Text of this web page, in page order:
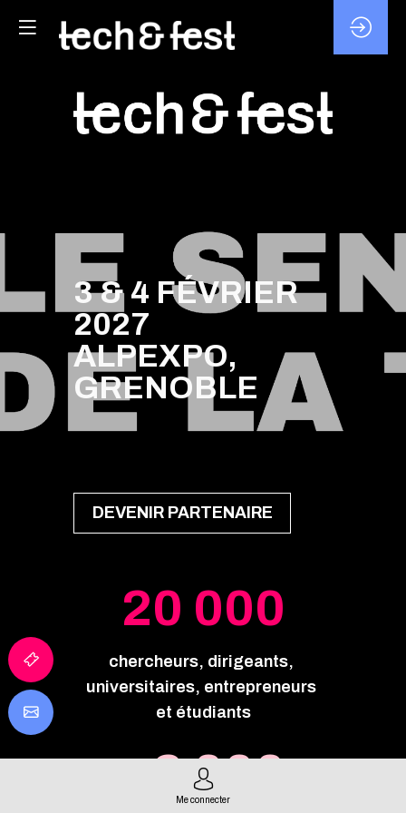
3 & 4 FÉVRIER
2027
ALPEXPO,
GRENOBLE
DEVENIR PARTENAIRE
20 000
chercheurs, dirigeants,
universitaires, entrepreneurs
et étudiants
+2 000
Me connecter